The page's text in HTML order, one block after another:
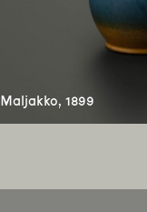
Maljakko, 1899